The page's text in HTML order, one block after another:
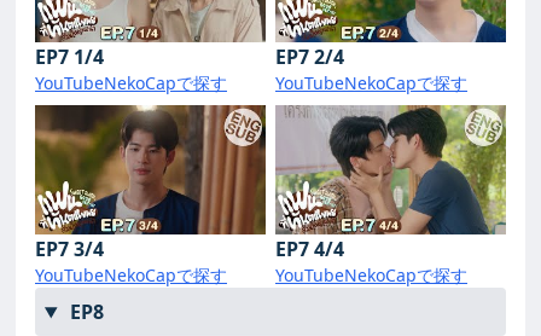
EP7 1/4
YouTubeNekoCapで探す
EP7 2/4
YouTubeNekoCapで探す
EP7 3/4
YouTubeNekoCapで探す
EP7 4/4
YouTubeNekoCapで探す
EP8